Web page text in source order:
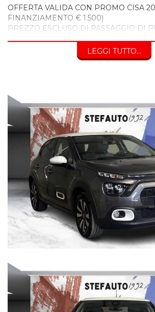
OFFERTA VALIDA CON PROMO CISA
FINANZIAMENTO € 1.500)
PREZZO ESCLUSO DI PASSAGGIO DI
INOLTRE VI INVITIAMO A SPECIFICARE:
- IN CASO DI AUTO DA PERMUTARE o
INDICARE:
(MODELLO, ANNO DI
Per info su questa vettura contattare
CISA 2000 CONCESSIONARIA OPEL
VIA BENTINI, 111 40128 BOLOGNA
Tel. 051 551701
Cisa2000 declina ogni responsabilità per
conformità relative ad equipaggiamento,
inquinamento, accessori, ecc. pubblicate
Dette informazioni che non
un impegno contrattuale in quanto non ci
LEGGI TUTTO...